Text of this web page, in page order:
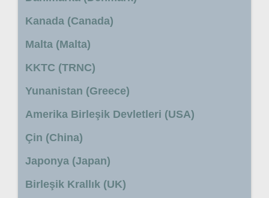
Kanada (Canada)
Malta (Malta)
KKTC (TRNC)
Yunanistan (Greece)
Amerika Birleşik Devletleri (USA)
Çin (China)
Japonya (Japan)
Birleşik Krallık (UK)